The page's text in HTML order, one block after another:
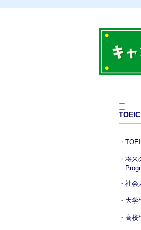
TOEIC
将来
社会
大学
高校